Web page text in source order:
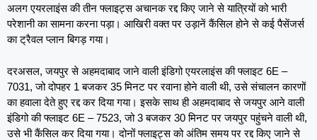
अलग एयरलाइंस की तीन फ्लाइट्स अचानक रद्द किए जाने से यात्रियों को भारी
परेशानी का सामना करना पड़ा। आखिरी वक्त पर उड़ानें कैंसिल होने से कई पैसेंजर्स
का ट्रैवल प्लान बिगड़ गया।
दरअसल, जयपुर से अहमदाबाद जाने वाली इंडिगो एयरलाइंस की फ्लाइट 6E –
7031, जो दोपहर 1 बजकर 35 मिनट पर रवाना होने वाली थी, उसे संचालन कारणों
का हवाला देते हुए रद्द कर दिया गया। इसके साथ ही अहमदाबाद से जयपुर आने वाली
इंडिगो की फ्लाइट 6E – 7523, जो 3 बजकर 30 मिनट पर जयपुर पहुंचने वाली थी,
उसे भी कैंसिल कर दिया गया। दोनों फ्लाइट्स को अंतिम समय पर रद्द किए जाने से